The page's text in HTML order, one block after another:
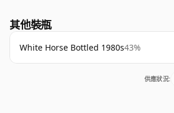
其他裝瓶
White Horse Bottled 1980s43%
供應狀況: